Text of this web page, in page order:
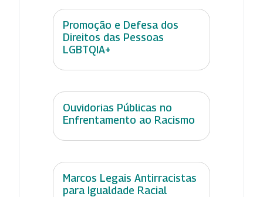
Promoção e Defesa dos
Direitos das Pessoas
LGBTQIA+
Ouvidorias Públicas no
Enfrentamento ao Racismo
Marcos Legais Antirracistas
para Igualdade Racial